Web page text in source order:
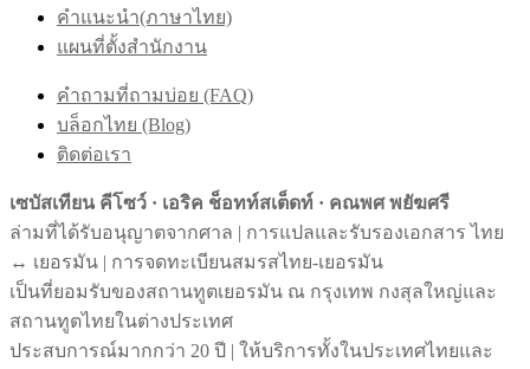
คำแนะนำ(ภาษาไทย)
แผนที่ตั้งสำนักงาน
คำถามที่ถามบ่อย (FAQ)
บล็อกไทย (Blog)
ติดต่อเรา
เซบัสเทียน คีโซว์ · เอริค ช็อทท์สเต็ดท์ · คณพศ พยัฆศรี
ล่ามที่ได้รับอนุญาตจากศาล | การแปลและรับรองเอกสาร ไทย
↔︎ เยอรมัน | การจดทะเบียนสมรสไทย-เยอรมัน
เป็นที่ยอมรับของสถานทูตเยอรมัน ณ กรุงเทพ กงสุลใหญ่และ
สถานทูตไทยในต่างประเทศ
ประสบการณ์มากกว่า 20 ปี | ให้บริการทั้งในประเทศไทยและ